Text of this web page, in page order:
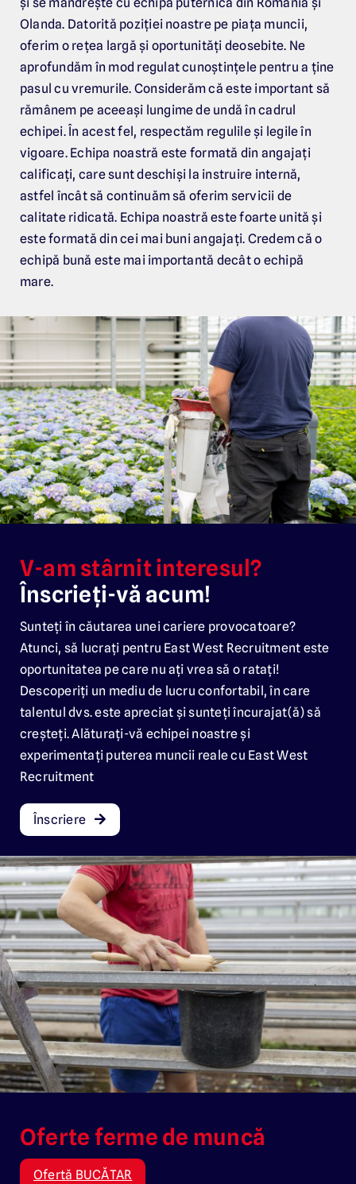
și se mândrește cu echipa puternică din România și
Olanda. Datorită poziției noastre pe piața muncii,
oferim o rețea largă și oportunități deosebite. Ne
aprofundăm în mod regulat cunoștințele pentru a ține
pasul cu vremurile. Considerăm că este important să
rămânem pe aceeași lungime de undă în cadrul
echipei. În acest fel, respectăm regulile și legile în
vigoare. Echipa noastră este formată din angajați
calificați, care sunt deschiși la instruire internă,
astfel încât să continuăm să oferim servicii de
calitate ridicată. Echipa noastră este foarte unită și
este formată din cei mai buni angajați. Credem că o
echipă bună este mai importantă decât o echipă
mare.
V-am stârnit interesul?
Înscrieți-vă acum!
Sunteți în căutarea unei cariere provocatoare?
Atunci, să lucrați pentru East West Recruitment este
oportunitatea pe care nu ați vrea să o ratați!
Descoperiți un mediu de lucru confortabil, în care
talentul dvs. este apreciat și sunteți încurajat(ă) să
creșteți. Alăturați-vă echipei noastre și
experimentați puterea muncii reale cu East West
Recruitment
Înscriere
Oferte ferme de muncă
Ofertă BUCĂTAR